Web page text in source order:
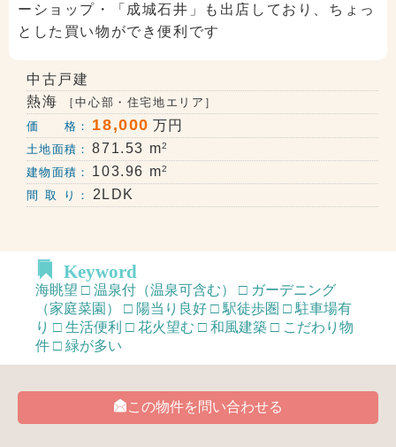
ーショップ・「成城石井」も出店しており、ちょっ
とした買い物ができ便利です
中古戸建
熱海
［中心部・住宅地エリア］
価 格：
18,000 万円
土地面積： 871.53 m2
建物面積： 103.96 m2
間 取 り： 2LDK
Keyword
海眺望 □ 温泉付（温泉可含む） □ ガーデニング
（家庭菜園） □ 陽当り良好 □ 駅徒歩圏 □ 駐車場有
り □ 生活便利 □ 花火望む □ 和風建築 □ こだわり物
件 □ 緑が多い
この物件を問い合わせる